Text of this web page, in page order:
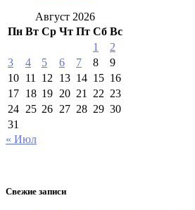
Август 2026
Пн Вт Ср Чт Пт Сб Вс
1
2
3
4 5 6 7 8
9
10 11 12 13 14 15 16
17 18 19 20 21 22 23
24 25 26 27 28 29 30
31
« Июл
Свежие записи